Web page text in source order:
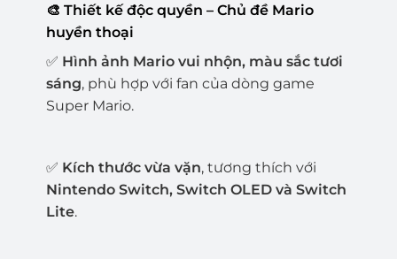
🎨 Thiết kế độc quyền – Chủ đề Mario
huyền thoại
✅ Hình ảnh Mario vui nhộn, màu sắc tươi
sáng, phù hợp với fan của dòng game
Super Mario.
✅ Kích thước vừa vặn, tương thích với
Nintendo Switch, Switch OLED và Switch
Lite.